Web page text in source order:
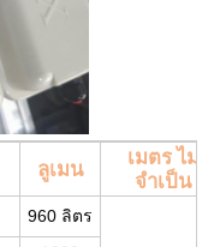
ลูเมน
เมตร ไม่
จำเป็น
960 ลิตร